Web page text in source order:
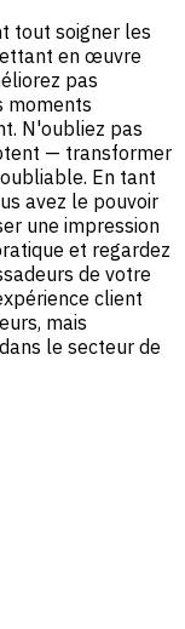
tout soigner les
en œuvre
pas
moments
N'oubliez pas
— transformer
En tant
avez le pouvoir
une impression
et regardez
de votre
client
mais
le secteur de